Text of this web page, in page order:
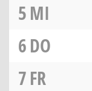
5MI
6DO
7FR